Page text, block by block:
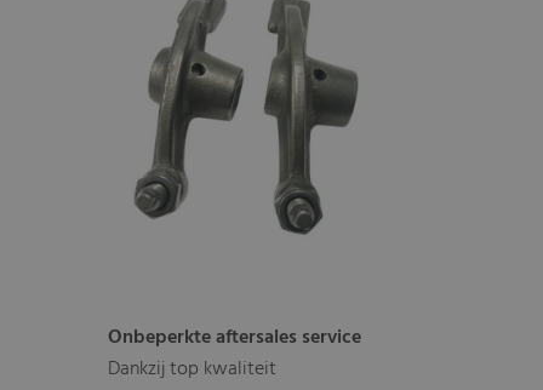
Onbeperkte aftersales service
Dankzij top kwaliteit